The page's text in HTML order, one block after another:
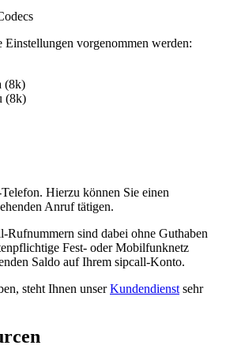
Einstellungen vorgenommen werden:
(8k)
(8k)
Hierzu können Sie einen
Anruf tätigen.
Rufnummern sind dabei ohne Guthaben
Fest- oder Mobilfunknetz
Saldo auf Ihrem sipcall-Konto.
steht Ihnen unserKundendienst sehr